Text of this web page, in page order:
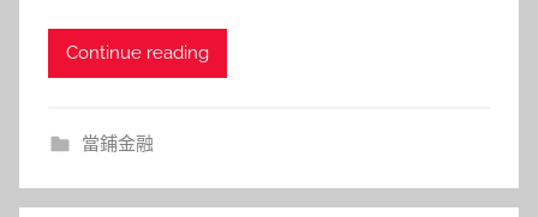
Continue reading
當鋪金融